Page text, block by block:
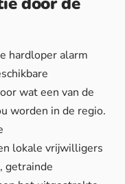
hardloper alarm
wat een van de
worden in de regio.
lokale vrijwilligers
getrainde